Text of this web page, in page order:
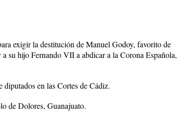
exigir la destitución de Manuel Godoy, favorito de
su hijo Fernando VII a abdicar a la Corona Española,
diputados en las Cortes de Cádiz.
de Dolores, Guanajuato.